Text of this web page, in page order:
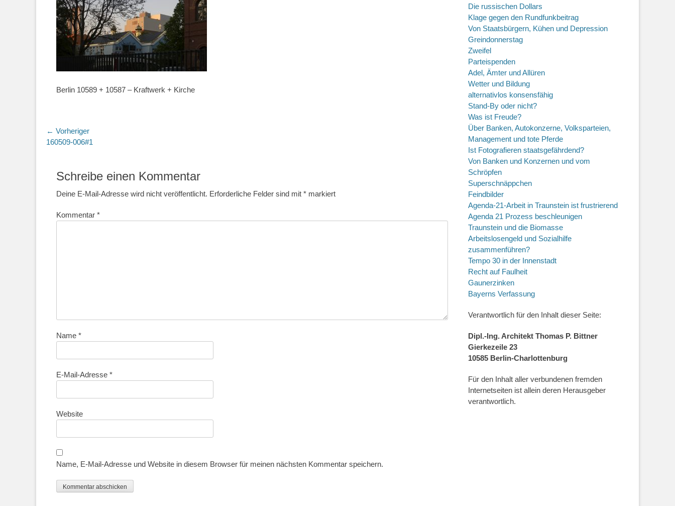
Berlin 10589 + 10587 – Kraftwerk + Kirche
Beitragsnavigation
← Vorheriger
Vorheriger
160509-006#1
Schreibe einen Kommentar
Deine E-Mail-Adresse wird nicht veröffentlicht. Erforderliche Felder sind mit * markiert
Kommentar *
Name *
E-Mail-Adresse *
Website
Name, E-Mail-Adresse und Website in diesem Browser für meinen nächsten Kommentar speichern.
Die russischen Dollars
Klage gegen den Rundfunkbeitrag
Von Staatsbürgern, Kühen und Depression
Greindonnerstag
Zweifel
Parteispenden
Adel, Ämter und Allüren
Wetter und Bildung
alternativlos konsensfähig
Stand-By oder nicht?
Was ist Freude?
Über Banken, Autokonzerne, Volksparteien,
Management und tote Pferde
Ist Fotografieren staatsgefährdend?
Von Banken und Konzernen und vom
Schröpfen
Superschnäppchen
Feindbilder
Agenda-21-Arbeit in Traunstein ist frustrierend
Agenda 21 Prozess beschleunigen
Traunstein und die Biomasse
Arbeitslosengeld und Sozialhilfe
zusammenführen?
Tempo 30 in der Innenstadt
Recht auf Faulheit
Gaunerzinken
Bayerns Verfassung
Verantwortlich für den Inhalt dieser Seite:
Dipl.-Ing. Architekt Thomas P. Bittner
Gierkezeile 23
10585 Berlin-Charlottenburg
Für den Inhalt aller verbundenen fremden
Internetseiten ist allein deren Herausgeber
verantwortlich.